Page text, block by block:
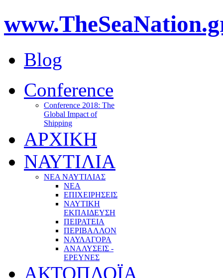
Blog
Conference
Conference 2018: The
Global Impact of
Shipping
ΑΡΧΙΚΗ
ΝΑΥΤΙΛΙΑ
ΝΕΑ ΝΑΥΤΙΛΙΑΣ
ΝΕΑ
ΕΠΙΧΕΙΡΗΣΕΙΣ
ΝΑΥΤΙΚΗ
ΕΚΠΑΙΔΕΥΣΗ
ΠΕΙΡΑΤΕΙΑ
ΠΕΡΙΒΑΛΛΟΝ
ΝΑΥΛΑΓΟΡΑ
ΑΝΑΛΥΣΕΙΣ -
ΕΡΕΥΝΕΣ
ΑΚΤΟΠΛΟΪΑ